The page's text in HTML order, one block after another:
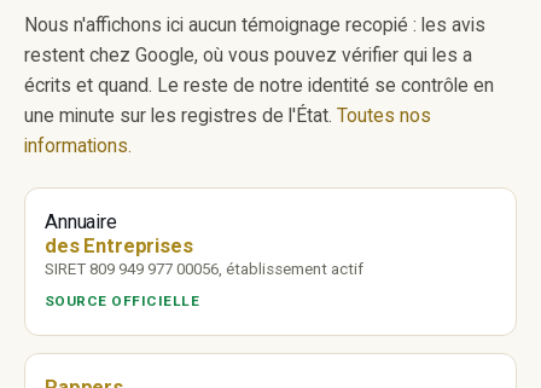
Nous n'affichons ici aucun témoignage recopié : les avis
restent chez Google, où vous pouvez vérifier qui les a
écrits et quand. Le reste de notre identité se contrôle en
une minute sur les registres de l'État. Toutes nos
informations.
Annuaire
des Entreprises
SIRET 809 949 977 00056, établissement actif
SOURCE OFFICIELLE